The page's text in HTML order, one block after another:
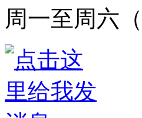
周一至周六